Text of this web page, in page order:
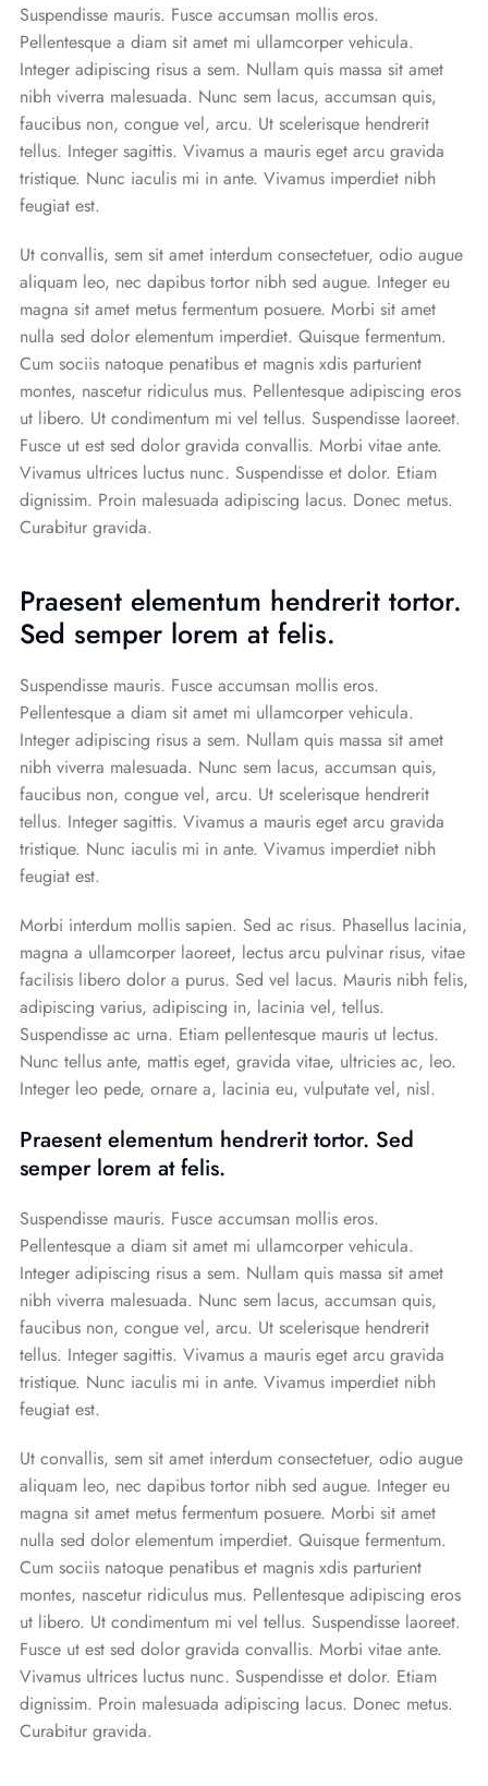
Suspendisse mauris. Fusce accumsan mollis eros.
Pellentesque a diam sit amet mi ullamcorper vehicula.
Integer adipiscing risus a sem. Nullam quis massa sit amet
nibh viverra malesuada. Nunc sem lacus, accumsan quis,
faucibus non, congue vel, arcu. Ut scelerisque hendrerit
tellus. Integer sagittis. Vivamus a mauris eget arcu gravida
tristique. Nunc iaculis mi in ante. Vivamus imperdiet nibh
feugiat est.
Ut convallis, sem sit amet interdum consectetuer, odio augue
aliquam leo, nec dapibus tortor nibh sed augue. Integer eu
magna sit amet metus fermentum posuere. Morbi sit amet
nulla sed dolor elementum imperdiet. Quisque fermentum.
Cum sociis natoque penatibus et magnis xdis parturient
montes, nascetur ridiculus mus. Pellentesque adipiscing eros
ut libero. Ut condimentum mi vel tellus. Suspendisse laoreet.
Fusce ut est sed dolor gravida convallis. Morbi vitae ante.
Vivamus ultrices luctus nunc. Suspendisse et dolor. Etiam
dignissim. Proin malesuada adipiscing lacus. Donec metus.
Curabitur gravida.
Praesent elementum hendrerit tortor.
Sed semper lorem at felis.
Suspendisse mauris. Fusce accumsan mollis eros.
Pellentesque a diam sit amet mi ullamcorper vehicula.
Integer adipiscing risus a sem. Nullam quis massa sit amet
nibh viverra malesuada. Nunc sem lacus, accumsan quis,
faucibus non, congue vel, arcu. Ut scelerisque hendrerit
tellus. Integer sagittis. Vivamus a mauris eget arcu gravida
tristique. Nunc iaculis mi in ante. Vivamus imperdiet nibh
feugiat est.
Morbi interdum mollis sapien. Sed ac risus. Phasellus lacinia,
magna a ullamcorper laoreet, lectus arcu pulvinar risus, vitae
facilisis libero dolor a purus. Sed vel lacus. Mauris nibh felis,
adipiscing varius, adipiscing in, lacinia vel, tellus.
Suspendisse ac urna. Etiam pellentesque mauris ut lectus.
Nunc tellus ante, mattis eget, gravida vitae, ultricies ac, leo.
Integer leo pede, ornare a, lacinia eu, vulputate vel, nisl.
Praesent elementum hendrerit tortor. Sed
semper lorem at felis.
Suspendisse mauris. Fusce accumsan mollis eros.
Pellentesque a diam sit amet mi ullamcorper vehicula.
Integer adipiscing risus a sem. Nullam quis massa sit amet
nibh viverra malesuada. Nunc sem lacus, accumsan quis,
faucibus non, congue vel, arcu. Ut scelerisque hendrerit
tellus. Integer sagittis. Vivamus a mauris eget arcu gravida
tristique. Nunc iaculis mi in ante. Vivamus imperdiet nibh
feugiat est.
Ut convallis, sem sit amet interdum consectetuer, odio augue
aliquam leo, nec dapibus tortor nibh sed augue. Integer eu
magna sit amet metus fermentum posuere. Morbi sit amet
nulla sed dolor elementum imperdiet. Quisque fermentum.
Cum sociis natoque penatibus et magnis xdis parturient
montes, nascetur ridiculus mus. Pellentesque adipiscing eros
ut libero. Ut condimentum mi vel tellus. Suspendisse laoreet.
Fusce ut est sed dolor gravida convallis. Morbi vitae ante.
Vivamus ultrices luctus nunc. Suspendisse et dolor. Etiam
dignissim. Proin malesuada adipiscing lacus. Donec metus.
Curabitur gravida.